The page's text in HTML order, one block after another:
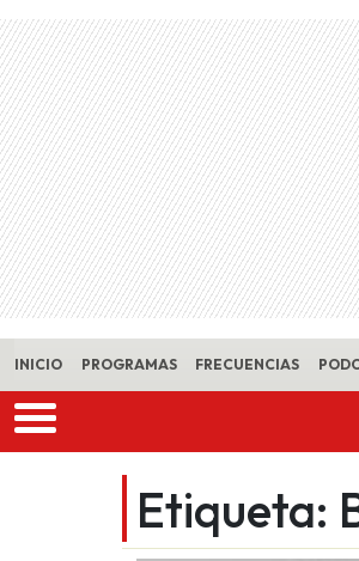
Skip to main content
INICIO PROGRAMAS FRECUENCIAS
Etiqueta: